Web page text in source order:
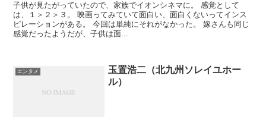
子供が見たがっていたので、家族でイオンシネマに。 感覚として
は、１＞２＞３。 映画ってみていて面白い、面白くないってインス
ピレーションがある。 今回は単純にそれがなかった。 嫁さんも同じ
感覚だったようだが、子供は面...
エンタメ
玉置浩二（北九州ソレイユホー
ル）